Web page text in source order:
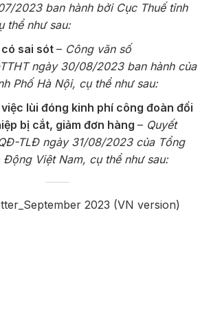
2023 ban hành bởi Cục Thuế tỉnh
thể như sau:
sai sót – Công văn số
ngày 30/08/2023 ban hành của
Phố Hà Nội, cụ thể như sau:
lùi đóng kinh phí công đoàn đối
bị cắt, giảm đơn hàng – Quyết
TLĐ ngày 31/08/2023 của Tổng
Việt Nam, cụ thể như sau:
2023 (VN version)